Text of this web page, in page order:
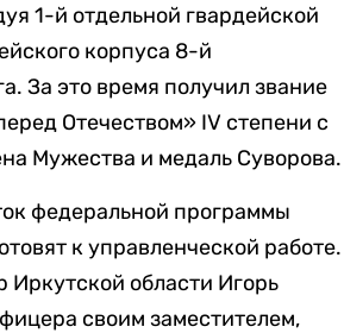
1-й отдельной гвардейской
корпуса 8-й
За это время получил звание
Отечеством» IV степени с
Мужества и медаль Суворова.
федеральной программы
к управленческой работе.
Иркутской области Игорь
своим заместителем,